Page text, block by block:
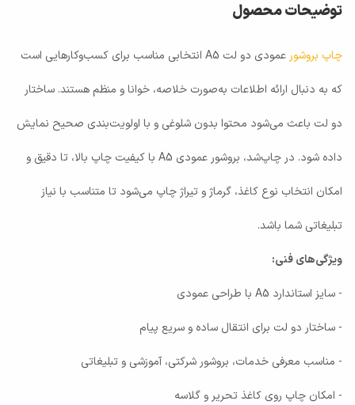
توضیحات محصول
چاپ بروشور عمودی دو لت A5 انتخابی مناسب برای کسب‌وکارهایی است
که به دنبال ارائه اطلاعات به‌صورت خلاصه، خوانا و منظم هستند. ساختار
دو لت باعث می‌شود محتوا بدون شلوغی و با اولویت‌بندی صحیح نمایش
داده شود. در چاپ‌شد، بروشور عمودی A5 با کیفیت چاپ بالا، تا دقیق و
امکان انتخاب نوع کاغذ، گرماژ و تیراژ چاپ می‌شود تا متناسب با نیاز
تبلیغاتی شما باشد.
ویژگی‌های فنی:
- سایز استاندارد A5 با طراحی عمودی
- ساختار دو لت برای انتقال ساده و سریع پیام
- مناسب معرفی خدمات، بروشور شرکتی، آموزشی و تبلیغاتی
- امکان چاپ روی کاغذ تحریر و گلاسه